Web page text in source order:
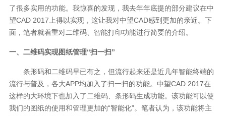
了很多实用的功能。我惊喜的发现，我去年年底提的部分建议在中
望CAD 2017上得以实现，这让我对中望CAD感到更加的亲近。下
面，笔者就着重对二维码、智能打印功能进行简要的介绍。
一、二维码实现图纸管理“扫一扫”
条形码和二维码早已有之，但流行起来还是近几年智能终端的
流行与普及，各大APP均加入了扫一扫的功能。中望CAD 2017在
这样的大环境下也加入了二维码、条形码生成功能。该功能可以使
我们的图纸的使用和管理更加的“智能化”。笔者认为，该功能将主